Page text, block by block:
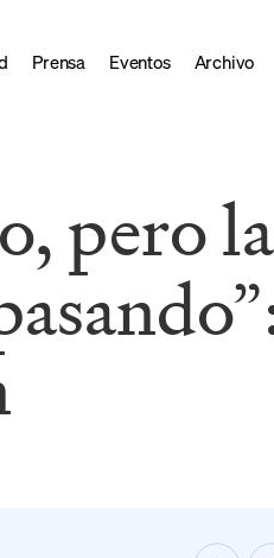
Prensa Eventos Archivo
pero la